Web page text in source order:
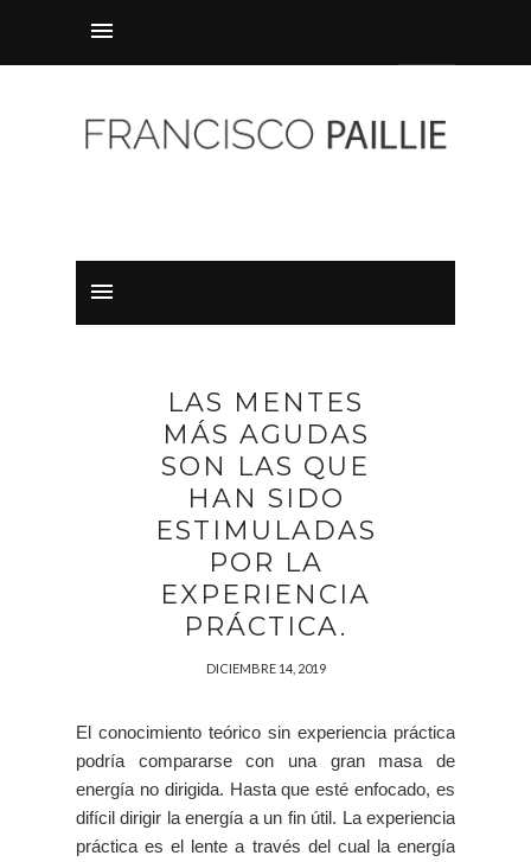
LAS MENTES
MÁS AGUDAS
SON LAS QUE
HAN SIDO
ESTIMULADAS
POR LA
EXPERIENCIA
PRÁCTICA.
DICIEMBRE 14, 2019
El conocimiento teórico sin experiencia práctica
podría compararse con una gran masa de
energía no dirigida. Hasta que esté enfocado, es
difícil dirigir la energía a un fin útil. La experiencia
práctica es el lente a través del cual la energía